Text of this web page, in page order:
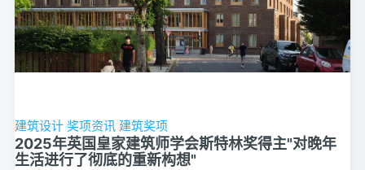
建筑设计 奖项资讯 建筑奖项
2025年英国皇家建筑师学会斯特林奖得主"对晚年
生活进行了彻底的重新构想"